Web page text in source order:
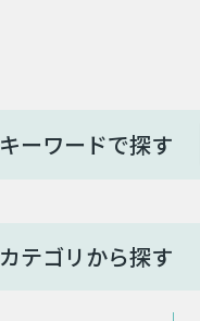
キーワードで探す
カテゴリから探す